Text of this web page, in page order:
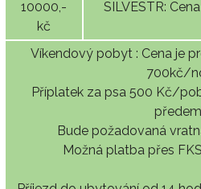
10000,-
kč
SILVESTR:
Víkendový pobyt : Cena je
700kč/
Příplatek za psa 500 Kč/
Bude požadovaná
Možná platba přes